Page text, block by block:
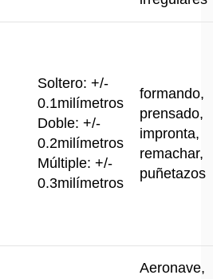
Soltero: +/-
0.1milímetros
Doble: +/-
0.2milímetros
Múltiple: +/-
0.3milímetros
formando,
prensado,
impronta,
remachar,
puñetazos
Aeronave,